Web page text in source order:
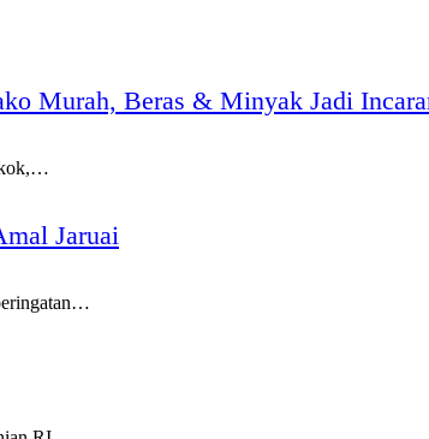
Murah, Beras & Minyak Jadi
Jaruai